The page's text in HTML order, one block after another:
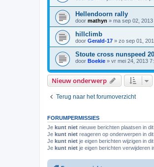
Hellendoorn rally
door mathyn » ma sep 02,
hillclimb
door Gerald-17 » zo sep 01,
Stoute cross nunspeed
door Boekie » vr mei 24, 2013
Nieuw onderwerp
Terug naar het forumoverzicht
FORUMPERMISSIES
Je kunt niet nieuwe berichten plaatsen in
Je kunt niet reageren op onderwerpen in
Je kunt niet je eigen berichten wijzigen in
Je kunt niet je eigen berichten verwijderen